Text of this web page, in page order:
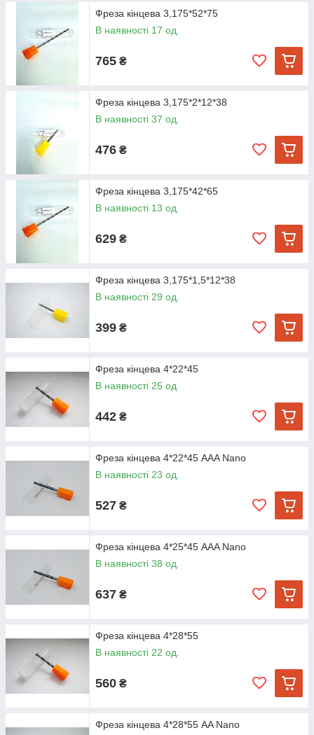
Фреза кінцева 3,175*52*75
В наявності 17 од.
765 ₴
Фреза кінцева 3,175*2*12*38
В наявності 37 од.
476 ₴
Фреза кінцева 3,175*42*65
В наявності 13 од.
629 ₴
Фреза кінцева 3,175*1,5*12*38
В наявності 29 од.
399 ₴
Фреза кінцева 4*22*45
В наявності 25 од.
442 ₴
Фреза кінцева 4*22*45 AAA Nano
В наявності 23 од.
527 ₴
Фреза кінцева 4*25*45 AAA Nano
В наявності 38 од.
637 ₴
Фреза кінцева 4*28*55
В наявності 22 од.
560 ₴
Фреза кінцева 4*28*55 AA Nano